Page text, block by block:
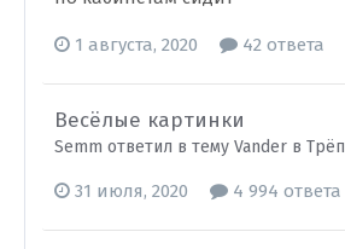
1 августа, 2020 42 ответа
Весёлые картинки
Semm ответил в тему Vander в Трёп
31 июля, 2020 4 994 ответа